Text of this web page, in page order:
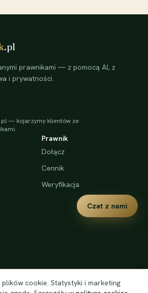
.pl
prawnikami — z pomocą AI, z
i prywatności.
— kojarzymy klientów ze
Prawnik
Dołącz
Cennik
Weryfikacja
Czat z nami
plików cookie. Statystyki i marketing